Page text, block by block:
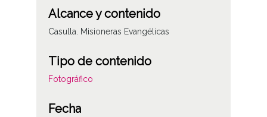
Alcance y contenido
Casulla. Misioneras Evangélicas
Tipo de contenido
Fotográfico
Fecha